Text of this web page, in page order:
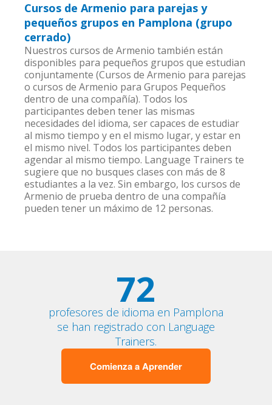
Cursos de Armenio para parejas y
pequeños grupos en Pamplona (grupo
cerrado)
Nuestros cursos de Armenio también están
disponibles para pequeños grupos que estudian
conjuntamente (Cursos de Armenio para parejas
o cursos de Armenio para Grupos Pequeños
dentro de una compañía). Todos los
participantes deben tener las mismas
necesidades del idioma, ser capaces de estudiar
al mismo tiempo y en el mismo lugar, y estar en
el mismo nivel. Todos los participantes deben
agendar al mismo tiempo. Language Trainers te
sugiere que no busques clases con más de 8
estudiantes a la vez. Sin embargo, los cursos de
Armenio de prueba dentro de una compañía
pueden tener un máximo de 12 personas.
72
profesores de idioma en Pamplona
se han registrado con Language
Trainers.
Comienza a Aprender